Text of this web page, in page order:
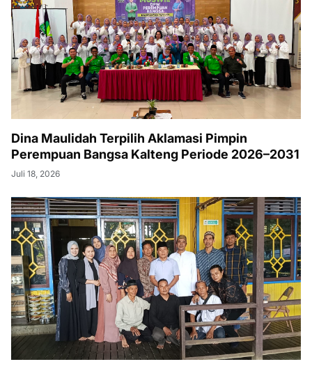
Dina Maulidah Terpilih Aklamasi Pimpin
Perempuan Bangsa Kalteng Periode 2026–2031
Juli 18, 2026